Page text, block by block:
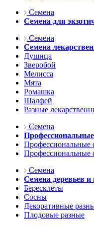
Семена
Семена для
Семена
Семена
Душица
Зверобой
Мелисса
Мята
Ромашка
Шалфей
Разные
Семена
Профессиональные
Профессиональные
Семена
Семена деревьев и
Бересклеты
Сосны
Декоративные
Плодовые разные